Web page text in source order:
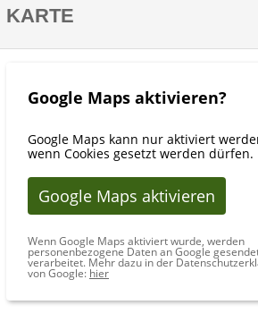
KARTE
Google Maps aktivieren?
Google Maps kann nur aktiviert
wenn Cookies gesetzt werden dürfen.
Google Maps aktivieren
Wenn Google Maps aktiviert wurde, werden
personenbezogene Daten an Google
verarbeitet. Mehr dazu in der
von Google: hier